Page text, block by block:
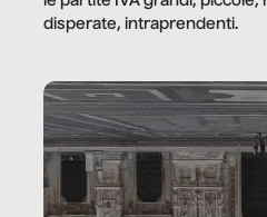
disperate, intraprendenti.